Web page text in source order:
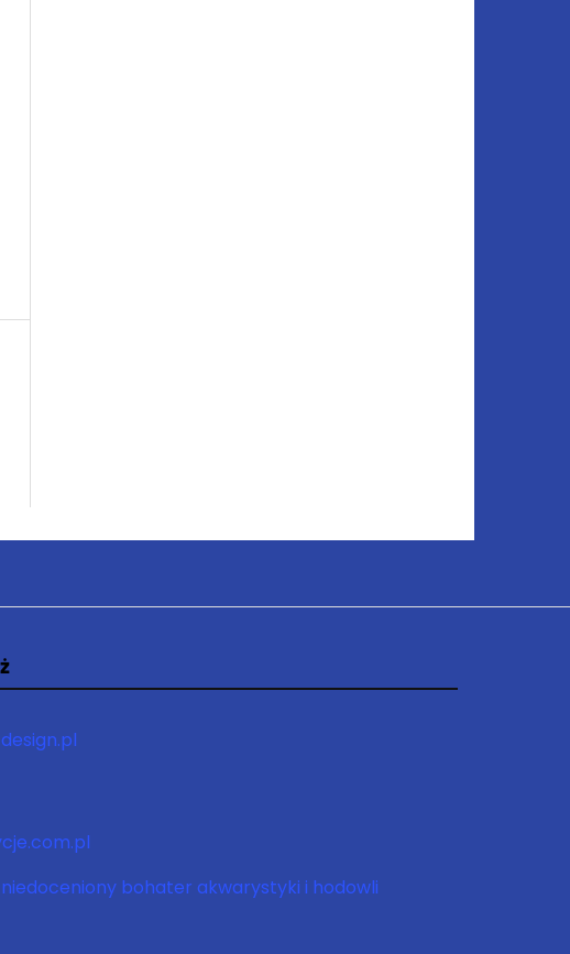
bohater akwarystyki i hodowli